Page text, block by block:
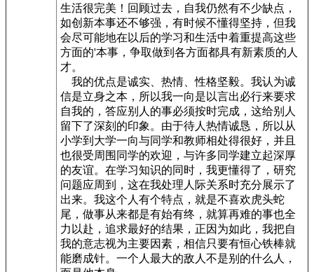
生活很完美！回顾过去，自我仍然有不少缺点，
如创新本事还不够强，有时候不懂得坚持，但我
会尽可能地在以后的学习和生活中着重提高这些
方面的'本事，争取做到各方面都具有新素质的人
才。
我的优点是诚实、热情、性格坚毅。我认为诚
信是立身之本，所以我一向是以言出必行来要求
自我的，答应别人的事必须按时完成，这给别人
留下了深刻的印象。由于待人热情诚恳，所以从
小学到大学一向与同学和教师相处得很好，并且
也很受周围同学的欢迎，与许多同学建立起深厚
的友谊。在学习知识的同时，我更懂得了，研究
问题应周到，这在我处理人际关系时充分展示了
出来。我这个人有个特点，就是不喜欢虎头蛇
尾，做事从来都是有始有终，就算再难的事也全
力以赴，追求最好的结果，正因为如此，我把自
我的意志视为主要因素，相信只要有恒心铁棒就
能磨成针。一个人最大的敌人不是别的什么人，